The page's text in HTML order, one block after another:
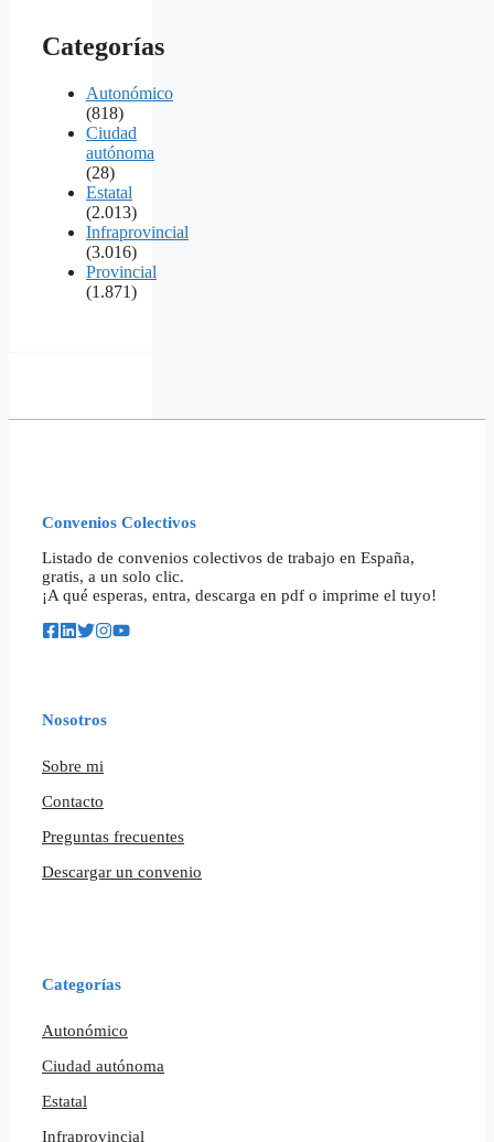
Categorías
Autonómico
(818)
Ciudad
autónoma
(28)
Estatal
(2.013)
Infraprovincial
(3.016)
Provincial
(1.871)
Convenios Colectivos
Listado de convenios colectivos de trabajo en España,
gratis, a un solo clic.
¡A qué esperas, entra, descarga en pdf o imprime el tuyo!
Nosotros
Sobre mi
Contacto
Preguntas frecuentes
Descargar un convenio
Categorías
Autonómico
Ciudad autónoma
Estatal
Infraprovincial